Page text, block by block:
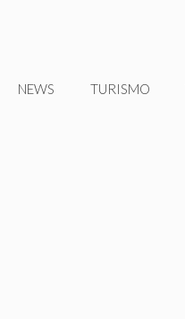
NEWS TURISMO